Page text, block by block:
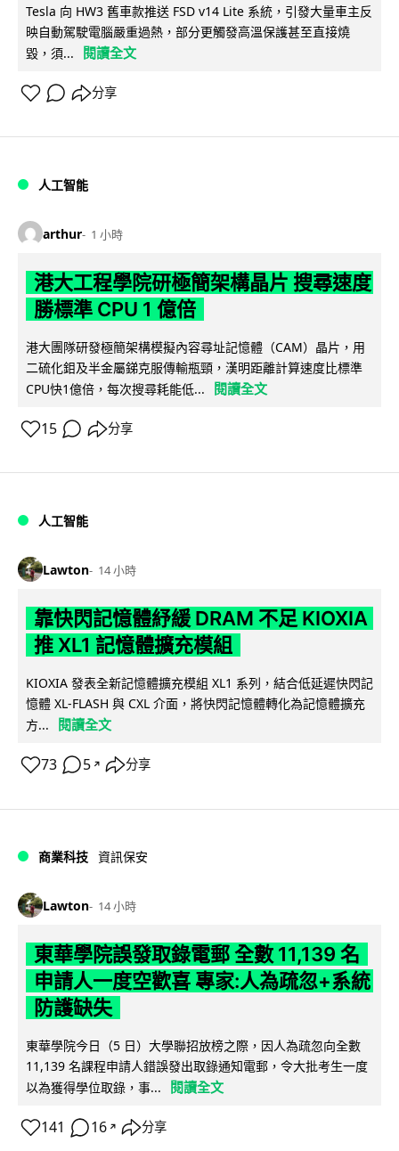
Tesla 向 HW3 舊車款推送 FSD v14 Lite 系統，引發大量車主反
映自動駕駛電腦嚴重過熱，部分更觸發高溫保護甚至直接燒
毀，須...
閱讀全文
分享
人工智能
arthur 1 小時
港大工程學院研極簡架構晶片 搜尋速度
勝標準 CPU 1 億倍
港大團隊研發極簡架構模擬內容尋址記憶體（CAM）晶片，用
二硫化鉬及半金屬銻克服傳輸瓶頸，漢明距離計算速度比標準
CPU快1億倍，每次搜尋耗能低...
閱讀全文
15 分享
人工智能
Lawton 14 小時
靠快閃記憶體紓緩 DRAM 不足 KIOXIA
推 XL1 記憶體擴充模組
KIOXIA 發表全新記憶體擴充模組 XL1 系列，結合低延遲快閃記
憶體 XL-FLASH 與 CXL 介面，將快閃記憶體轉化為記憶體擴充
方...
閱讀全文
73 5 ↗ 分享
商業科技 資訊保安
Lawton 14 小時
東華學院誤發取錄電郵 全數 11,139 名
申請人一度空歡喜 專家:人為疏忽+系統
防護缺失
東華學院今日（5 日）大學聯招放榜之際，因人為疏忽向全數
11,139 名課程申請人錯誤發出取錄通知電郵，令大批考生一度
以為獲得學位取錄，事...
閱讀全文
141 16 ↗ 分享